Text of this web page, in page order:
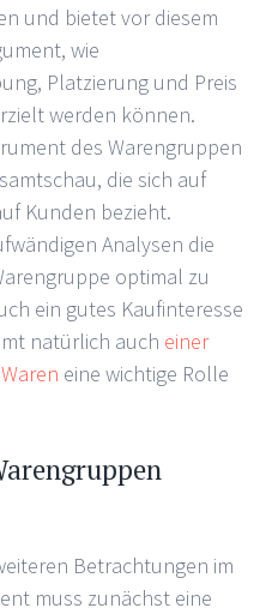
und bietet vor diesem
wie
Platzierung und Preis
werden können.
des Warengruppen
die sich auf
Kunden bezieht.
Analysen die
optimal zu
ein gutes Kaufinteresse
natürlich auch einer
eine wichtige Rolle
Betrachtungen im
muss zunächst eine